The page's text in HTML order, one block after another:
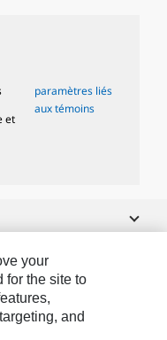
et
paramètres liés
aux témoins
your
for the site to
and